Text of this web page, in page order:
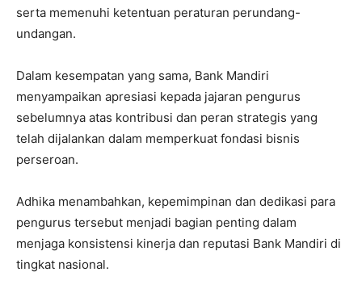
serta memenuhi ketentuan peraturan perundang-
undangan.
Dalam kesempatan yang sama, Bank Mandiri
menyampaikan apresiasi kepada jajaran pengurus
sebelumnya atas kontribusi dan peran strategis yang
telah dijalankan dalam memperkuat fondasi bisnis
perseroan.
Adhika menambahkan, kepemimpinan dan dedikasi para
pengurus tersebut menjadi bagian penting dalam
menjaga konsistensi kinerja dan reputasi Bank Mandiri di
tingkat nasional.